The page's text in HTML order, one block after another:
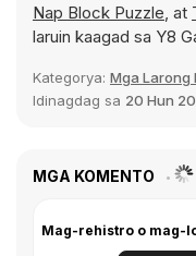
Nap Block Puzzle, at
laruin kaagad sa Y8
Kategorya: Mga Larong
Idinagdag sa 20 Hun
MGA KOMENTO
Mag-rehistro o mag-